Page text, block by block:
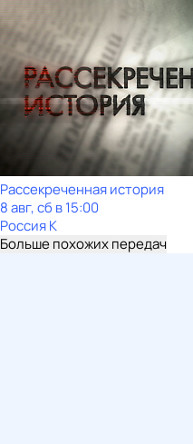
Рассекреченная история
8 авг, сб в 15:00
Россия К
Больше похожих передач